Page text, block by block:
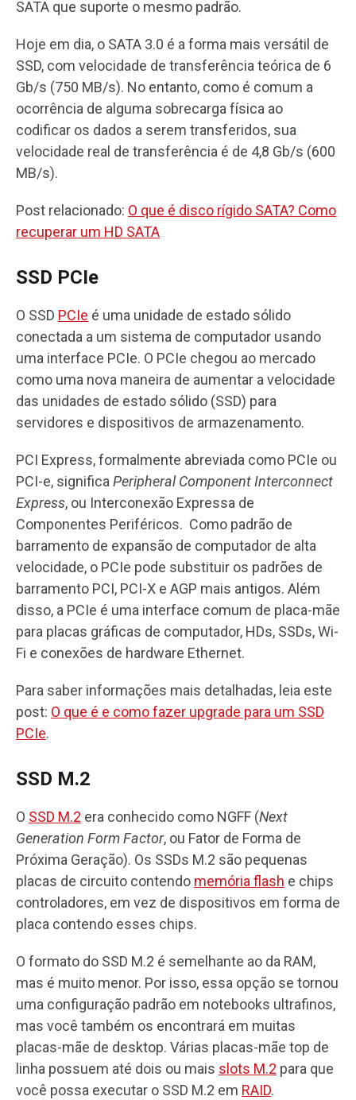
SATA que suporte o mesmo padrão.
Hoje em dia, o SATA 3.0 é a forma mais versátil de
SSD, com velocidade de transferência teórica de 6
Gb/s (750 MB/s). No entanto, como é comum a
ocorrência de alguma sobrecarga física ao
codificar os dados a serem transferidos, sua
velocidade real de transferência é de 4,8 Gb/s (600
MB/s).
Post relacionado: O que é disco rígido SATA? Como
recuperar um HD SATA
SSD PCIe
O SSD PCIe é uma unidade de estado sólido
conectada a um sistema de computador usando
uma interface PCIe. O PCIe chegou ao mercado
como uma nova maneira de aumentar a velocidade
das unidades de estado sólido (SSD) para
servidores e dispositivos de armazenamento.
PCI Express, formalmente abreviada como PCIe ou
PCI-e, significaPeripheral Component Interconnect
Express, ou Interconexão Expressa de
Componentes Periféricos. Como padrão de
barramento de expansão de computador de alta
velocidade, o PCIe pode substituir os padrões de
barramento PCI, PCI-X e AGP mais antigos. Além
disso, a PCIe é uma interface comum de placa-mãe
para placas gráficas de computador, HDs, SSDs, Wi-
Fi e conexões de hardware Ethernet.
Para saber informações mais detalhadas, leia este
post: O que é e como fazer upgrade para um SSD
PCIe.
SSD M.2
O SSD M.2 era conhecido como NGFF (Next
Generation Form Factor, ou Fator de Forma de
Próxima Geração). Os SSDs M.2 são pequenas
placas de circuito contendo memória flash e chips
controladores, em vez de dispositivos em forma de
placa contendo esses chips.
O formato do SSD M.2 é semelhante ao da RAM,
mas é muito menor. Por isso, essa opção se tornou
uma configuração padrão em notebooks ultrafinos,
mas você também os encontrará em muitas
placas-mãe de desktop. Várias placas-mãe top de
linha possuem até dois ou mais slots M.2 para que
você possa executar o SSD M.2 em RAID.